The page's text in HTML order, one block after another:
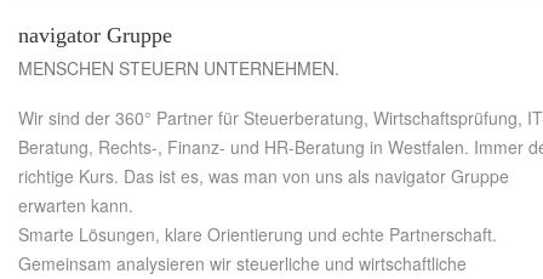
navigator Gruppe
MENSCHEN STEUERN UNTERNEHMEN.
Wir sind der 360° Partner für Steuerberatung, Wirtschaftsprüfung,
Beratung, Rechts-, Finanz- und HR-Beratung in Westfalen. Immer
richtige Kurs. Das ist es, was man von uns als navigator Gruppe
erwarten kann.
Smarte Lösungen, klare Orientierung und echte Partnerschaft.
Gemeinsam analysieren wir steuerliche und wirtschaftliche